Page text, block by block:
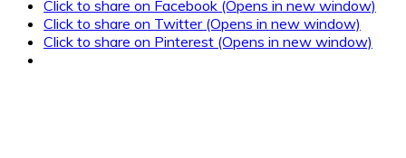
Click to share on Facebook (Opens in new window)
Click to share on Twitter (Opens in new window)
Click to share on Pinterest (Opens in new window)